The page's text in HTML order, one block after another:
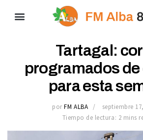
Tartagal:
programados
para esta
por FM ALBA
septiembre
Tiempo de lectura: 2 mins